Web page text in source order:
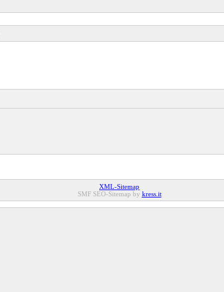
XML-Sitemap
SMF SEO-Sitemap by kress.it